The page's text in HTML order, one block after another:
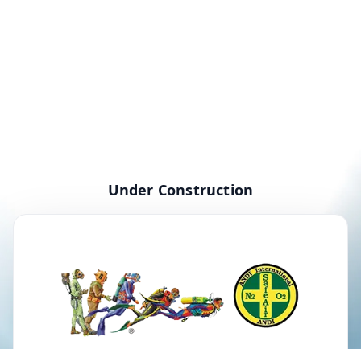
Under Construction